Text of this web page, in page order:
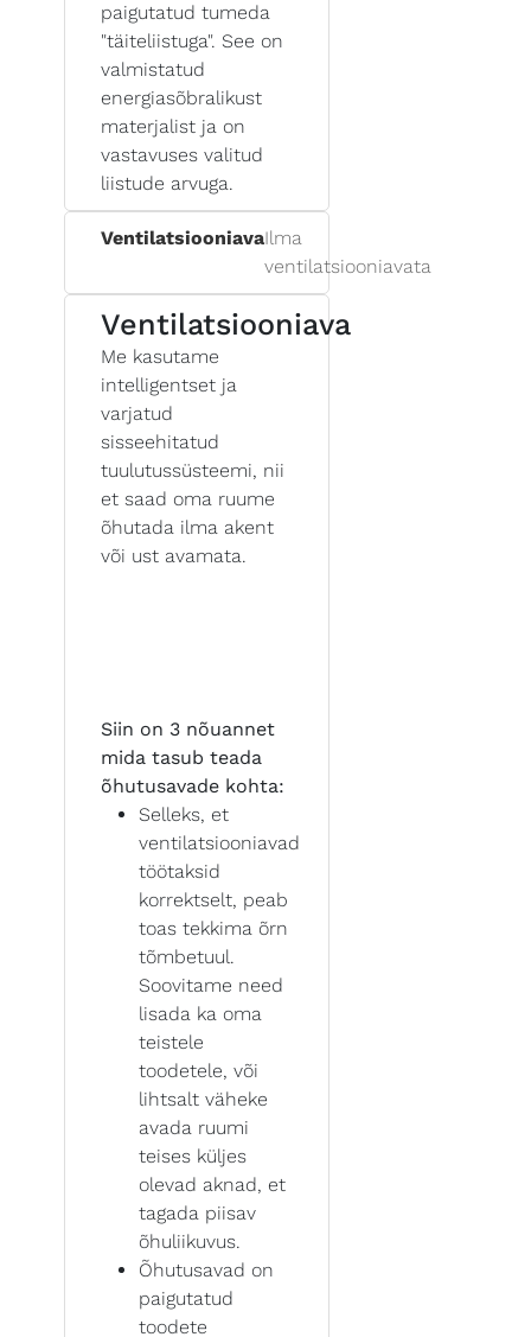
paigutatud tumeda
"täiteliistuga". See on
valmistatud
energiasõbralikust
materjalist ja on
vastavuses valitud
liistude arvuga.
VentilatsiooniavaIlma
ventilatsiooniavata
Ventilatsiooniava
Me kasutame
intelligentset ja
varjatud
sisseehitatud
tuulutussüsteemi, nii
et saad oma ruume
õhutada ilma akent
või ust avamata.
Siin on 3 nõuannet
mida tasub teada
õhutusavade kohta:
Selleks, et
ventilatsiooniavad
töötaksid
korrektselt, peab
toas tekkima õrn
tõmbetuul.
Soovitame need
lisada ka oma
teistele
toodetele, või
lihtsalt väheke
avada ruumi
teises küljes
olevad aknad, et
tagada piisav
õhuliikuvus.
Õhutusavad on
paigutatud
toodete